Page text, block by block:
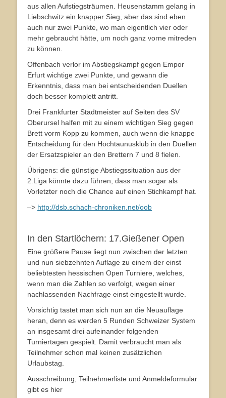
aus allen Aufstiegsträumen. Heusenstamm gelang in
Liebschwitz ein knapper Sieg, aber das sind eben
auch nur zwei Punkte, wo man eigentlich vier oder
mehr gebraucht hätte, um noch ganz vorne mitreden
zu können.
Offenbach verlor im Abstiegskampf gegen Empor
Erfurt wichtige zwei Punkte, und gewann die
Erkenntnis, dass man bei entscheidenden Duellen
doch besser komplett antritt.
Drei Frankfurter Stadtmeister auf Seiten des SV
Oberursel halfen mit zu einem wichtigen Sieg gegen
Brett vorm Kopp zu kommen, auch wenn die knappe
Entscheidung für den Hochtaunusklub in den Duellen
der Ersatzspieler an den Brettern 7 und 8 fielen.
Übrigens: die günstige Abstiegssituation aus der
2.Liga könnte dazu führen, dass man sogar als
Vorletzter noch die Chance auf einen Stichkampf hat.
–> http://dsb.schach-chroniken.net/oob
In den Startlöchern: 17.Gießener Open
Eine größere Pause liegt nun zwischen der letzten
und nun siebzehnten Auflage zu einem der einst
beliebtesten hessischen Open Turniere, welches,
wenn man die Zahlen so verfolgt, wegen einer
nachlassenden Nachfrage einst eingestellt wurde.
Vorsichtig tastet man sich nun an die Neuauflage
heran, denn es werden 5 Runden Schweizer System
an insgesamt drei aufeinander folgenden
Turniertagen gespielt. Damit verbraucht man als
Teilnehmer schon mal keinen zusätzlichen
Urlaubstag.
Ausschreibung, Teilnehmerliste und Anmeldeformular
gibt es hier